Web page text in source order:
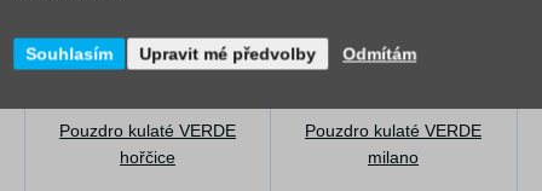
Pouzdro kulaté VERDE
hořčice
Pouzdro kulaté VERDE
milano
Souhlasím Upravit mé předvolby Odmítám